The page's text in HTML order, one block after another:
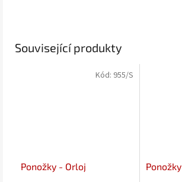
Související produkty
Ponožky - Orloj
Kód: 955/S